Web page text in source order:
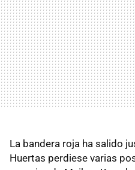
La bandera roja ha salido
Huertas perdiese varias